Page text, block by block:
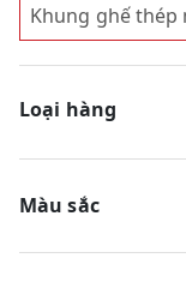
Khung ghế thép
Loại hàng
Màu sắc